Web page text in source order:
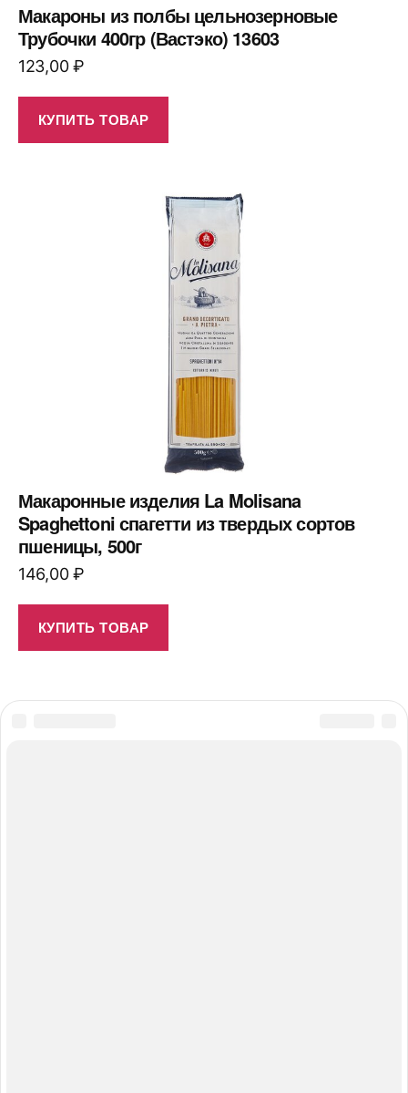
Макароны из полбы цельнозерновые
Трубочки 400гр (Вастэко) 13603
123,00₽
КУПИТЬ ТОВАР
Макаронные изделия La Molisana
Spaghettoni спагетти из твердых сортов
пшеницы, 500г
146,00₽
КУПИТЬ ТОВАР